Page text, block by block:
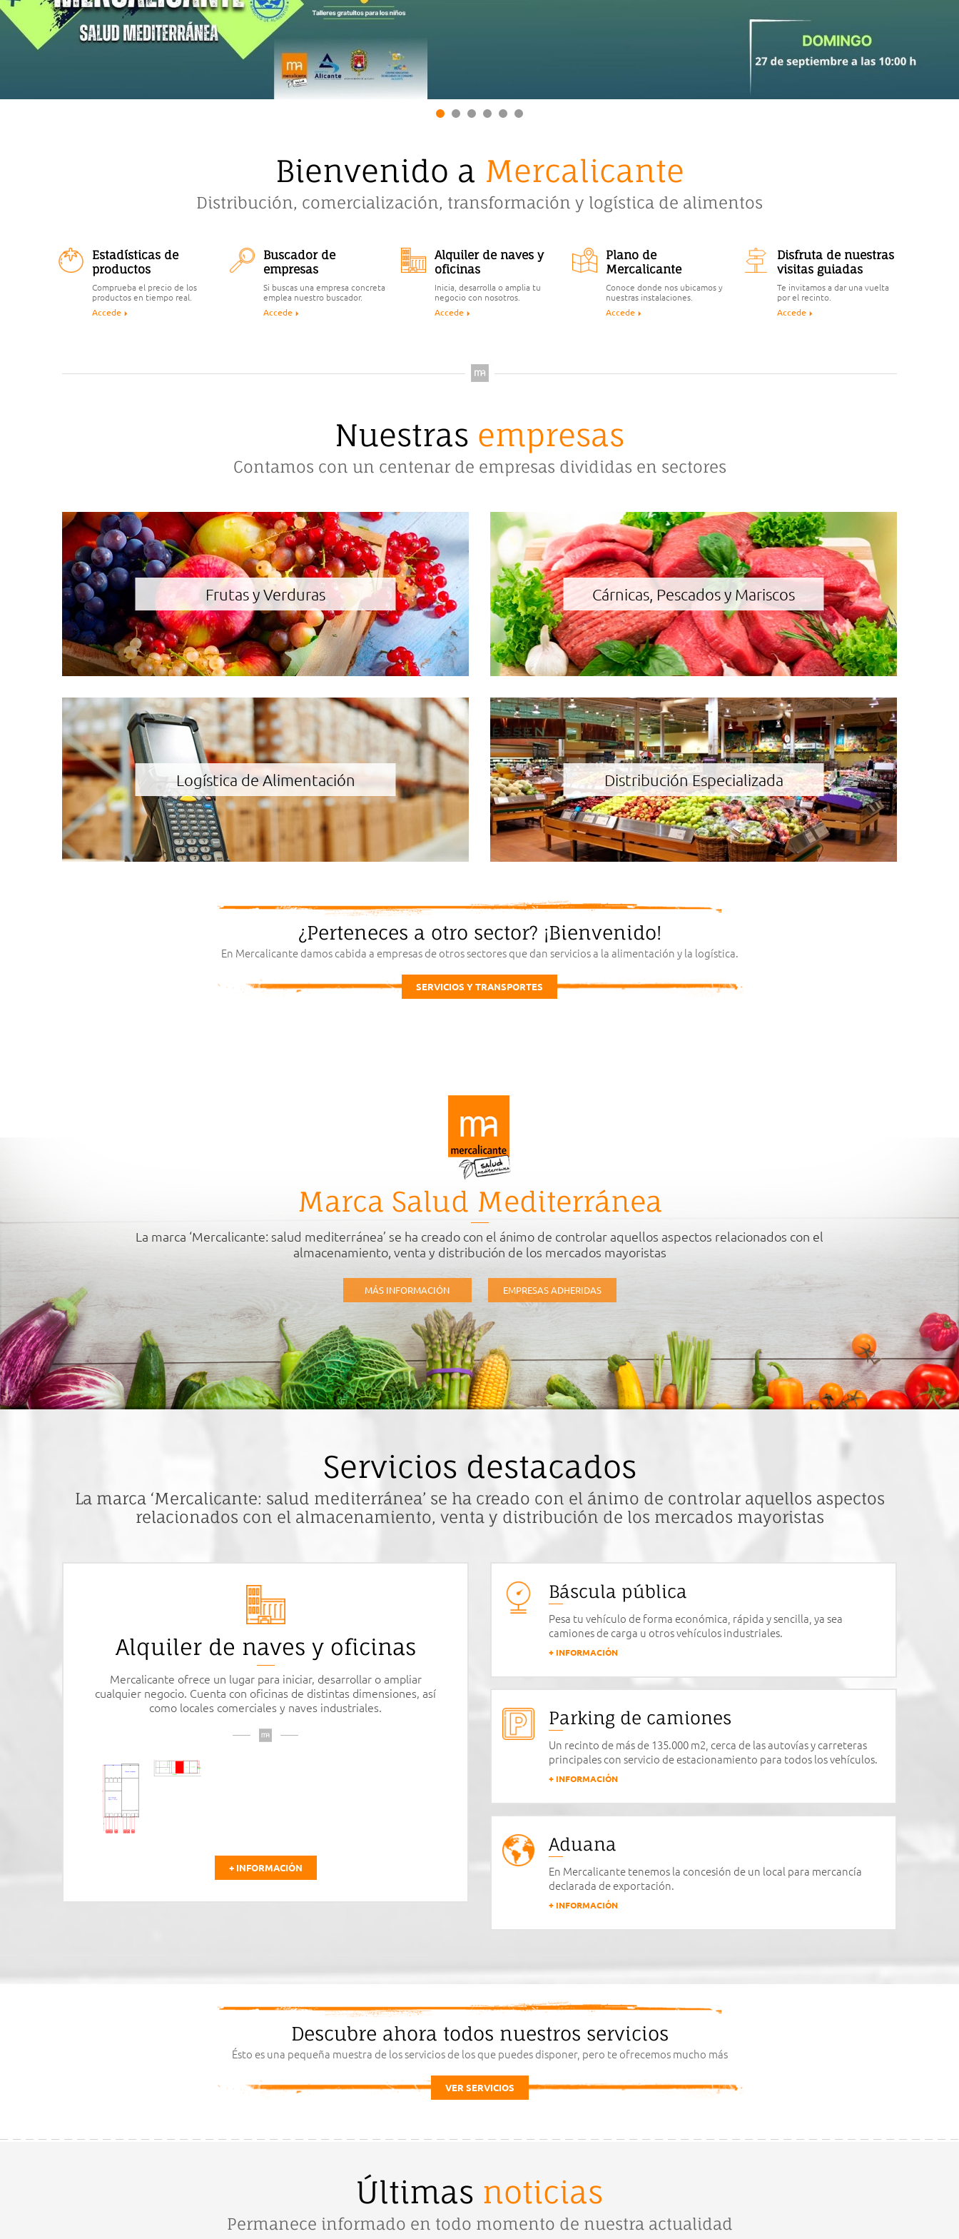
Bienvenido a Mercalicante
Distribución, comercialización, transformación y logística de alimentos
Estadísticas de
productos
Comprueba el precio de los
productos en tiempo real.
Accede
Buscador de
empresas
Si buscas una empresa concreta
emplea nuestro buscador.
Accede
Alquiler de naves y
oficinas
Inicia, desarrolla o amplia tu
negocio con nosotros.
Accede
Plano de
Mercalicante
Conoce donde nos ubicamos y
nuestras instalaciones.
Accede
Disfruta de nuestras
visitas guiadas
Te invitamos a dar una vuelta
por el recinto.
Accede
Nuestras empresas
Contamos con un centenar de empresas divididas en sectores
Frutas y Verduras Cárnicas, Pescados y Mariscos
Logística de Alimentación Distribución Especializada
¿Perteneces a otro sector? ¡Bienvenido!
En Mercalicante damos cabida a empresas de otros sectores que dan servicios a la alimentación y la logística.
SERVICIOS Y TRANSPORTES
Marca Salud Mediterránea
La marca ‘Mercalicante: salud mediterránea’ se ha creado con el ánimo de controlar aquellos aspectos relacionados con el
almacenamiento, venta y distribución de los mercados mayoristas
MÁS INFORMACIÓN EMPRESAS ADHERIDAS
Servicios destacados
La marca ‘Mercalicante: salud mediterránea’ se ha creado con el ánimo de controlar aquellos aspectos
relacionados con el almacenamiento, venta y distribución de los mercados mayoristas
Alquiler de naves y oficinas
Mercalicante ofrece un lugar para iniciar, desarrollar o ampliar
cualquier negocio. Cuenta con oficinas de distintas dimensiones, así
como locales comerciales y naves industriales.
+ INFORMACIÓN
Báscula pública
Pesa tu vehículo de forma económica, rápida y sencilla, ya sea
camiones de carga u otros vehículos industriales.
+ INFORMACIÓN
Parking de camiones
Un recinto de más de 135.000 m2, cerca de las autovías y carreteras
principales con servicio de estacionamiento para todos los vehículos.
+ INFORMACIÓN
Aduana
En Mercalicante tenemos la concesión de un local para mercancía
declarada de exportación.
+ INFORMACIÓN
Descubre ahora todos nuestros servicios
Ésto es una pequeña muestra de los servicios de los que puedes disponer, pero te ofrecemos mucho más
VER SERVICIOS
Últimas noticias
Permanece informado en todo momento de nuestra actualidad